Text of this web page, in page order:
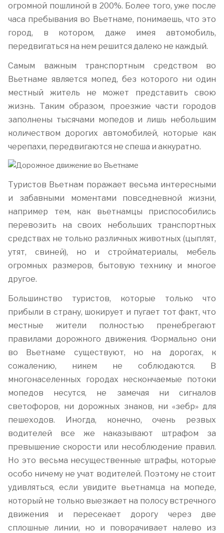
огромной пошлиной в 200%. Более того, уже после
часа пребывания во Вьетнаме, понимаешь, что это
город, в котором, даже имея автомобиль,
передвигаться на нем решится далеко не каждый.
Самым важным транспортным средством во
Вьетнаме является мопед, без которого ни один
местный житель не может представить свою
жизнь. Таким образом, проезжие части городов
заполнены тысячами мопедов и лишь небольшим
количеством дорогих автомобилей, которые как
черепахи, передвигаются не спеша и аккуратно.
Туристов Вьетнам поражает весьма интересными
и забавными моментами повседневной жизни,
например тем, как вьетнамцы приспособились
перевозить на своих небольших транспортных
средствах не только различных животных (цыплят,
утят, свиней), но и стройматериалы, мебель
огромных размеров, бытовую технику и многое
другое.
Большинство туристов, которые только что
прибыли в страну, шокирует и пугает тот факт, что
местные жители полностью пренебрегают
правилами дорожного движения. Формально они
во Вьетнаме существуют, но на дорогах, к
сожалению, никем не соблюдаются. В
многонаселенных городах нескончаемые потоки
мопедов несутся, не замечая ни сигналов
светофоров, ни дорожных знаков, ни «зебр» для
пешеходов. Иногда, конечно, очень резвых
водителей все же наказывают штрафом за
превышение скорости или несоблюдение правил.
Но это весьма несущественные штрафы, которые
особо ничему не учат водителей. Поэтому не стоит
удивляться, если увидите вьетнамца на мопеде,
который не только выезжает на полосу встречного
движения и пересекает дорогу через две
сплошные линии, но и поворачивает налево из